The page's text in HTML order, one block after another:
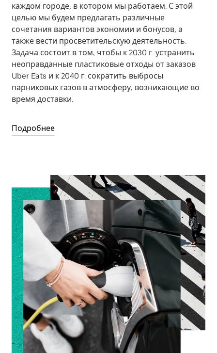
каждом городе, в котором мы работаем. С этой
целью мы будем предлагать различные
сочетания вариантов экономии и бонусов, а
также вести просветительскую деятельность.
Задача состоит в том, чтобы к 2030 г. устранить
неоправданные пластиковые отходы от заказов
Uber Eats и к 2040 г. сократить выбросы
парниковых газов в атмосферу, возникающие во
время доставки.
Подробнее